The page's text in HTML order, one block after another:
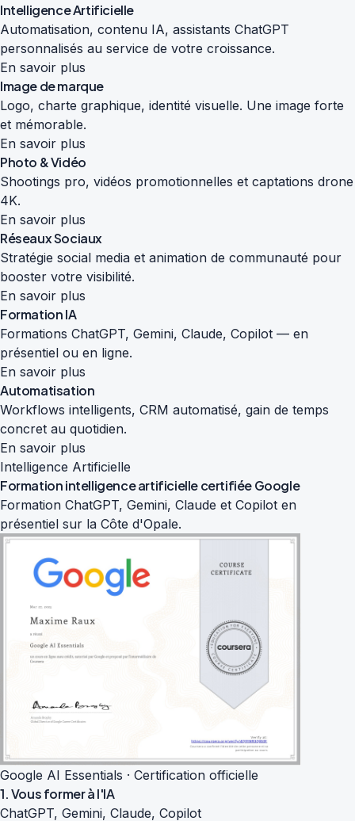
Intelligence Artificielle
Automatisation, contenu IA, assistants ChatGPT
personnalisés au service de votre croissance.
En savoir plus
Image de marque
Logo, charte graphique, identité visuelle. Une image forte
et mémorable.
En savoir plus
Photo & Vidéo
Shootings pro, vidéos promotionnelles et captations drone
4K.
En savoir plus
Réseaux Sociaux
Stratégie social media et animation de communauté pour
booster votre visibilité.
En savoir plus
Formation IA
Formations ChatGPT, Gemini, Claude, Copilot — en
présentiel ou en ligne.
En savoir plus
Automatisation
Workflows intelligents, CRM automatisé, gain de temps
concret au quotidien.
En savoir plus
Intelligence Artificielle
Formation intelligence artificiellecertifiée Google
Formation ChatGPT, Gemini, Claude et Copilot en
présentiel sur la Côte d'Opale.
Google AI Essentials · Certification officielle
1. Vous former à l'IA
ChatGPT, Gemini, Claude, Copilot